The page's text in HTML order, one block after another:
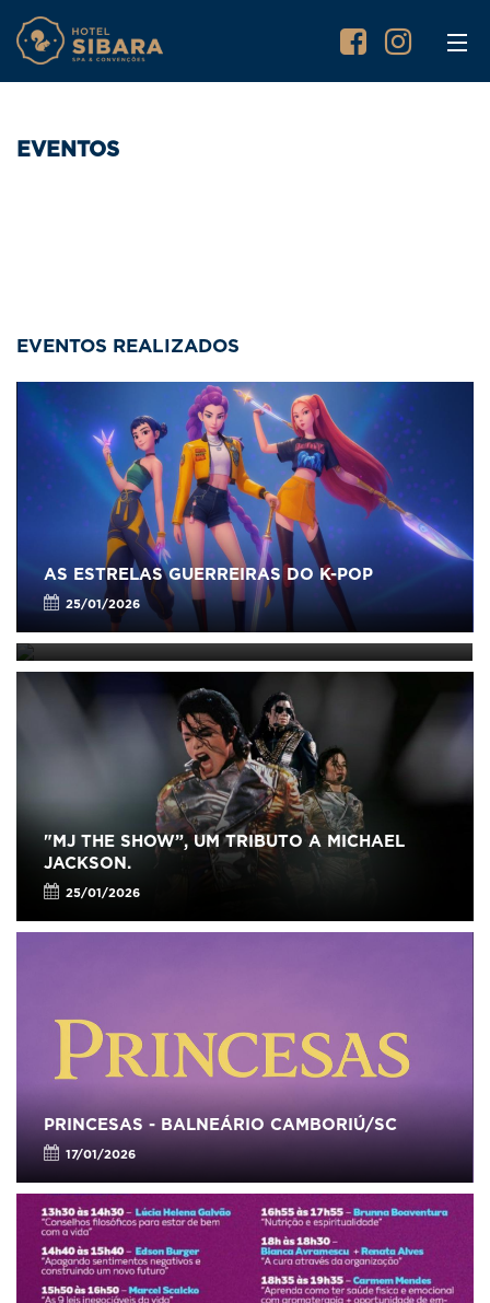
EVENTOS
EVENTOS REALIZADOS
AS ESTRELAS GUERREIRAS DO K-POP
25/01/2026
"MJ THE SHOW”, UM TRIBUTO A MICHAEL
JACKSON.
25/01/2026
"MJ THE SHOW”, UM TRIBUTO A MICHAEL
JACKSON.
25/01/2026
PRINCESAS - BALNEÁRIO CAMBORIÚ/SC
17/01/2026